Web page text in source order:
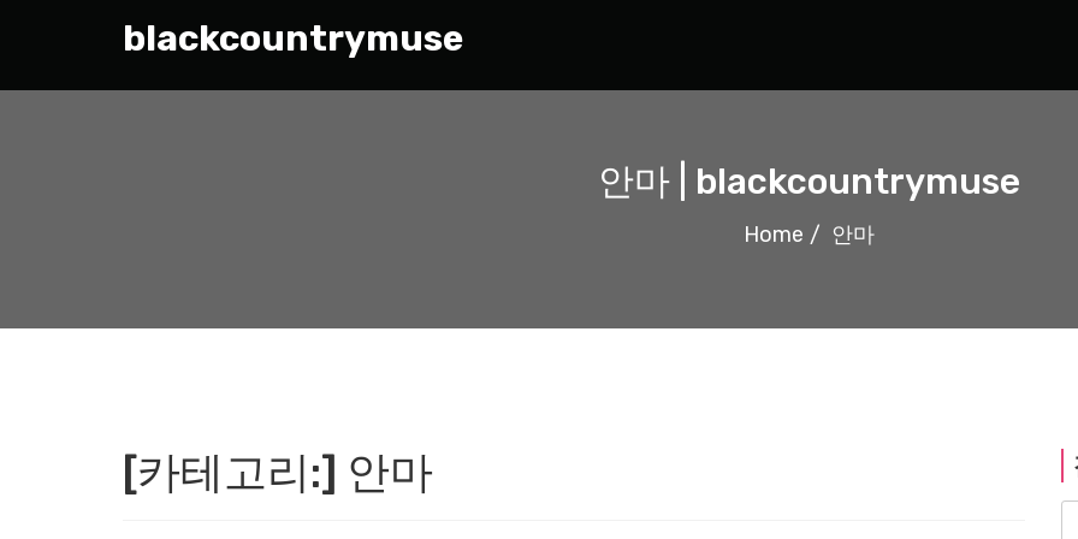
blackcountrymuse
안마 | blackcountrymuse
Home 안마
[카테고리:] 안마